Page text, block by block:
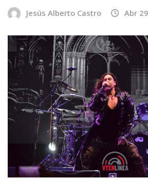
Jesús Alberto Castro Abr